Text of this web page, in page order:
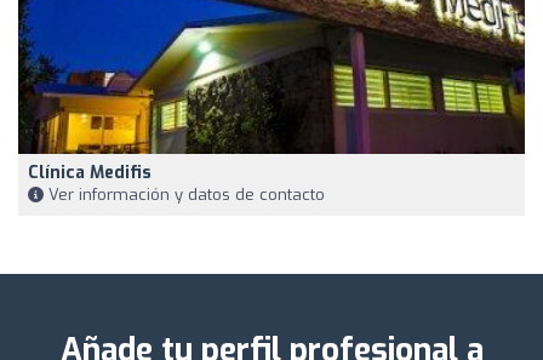
Clínica Medifis
Ver información y datos de contacto
Añade tu perfil profesional a